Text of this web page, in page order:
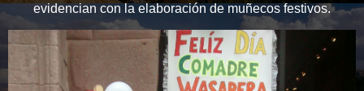
evidencian con la elaboración de muñecos festivos.